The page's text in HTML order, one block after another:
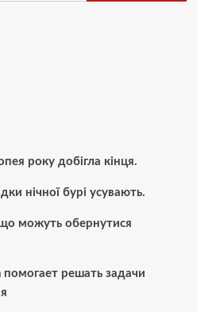
року добігла кінця.
нічної бурі усувають.
можуть обернутися
решать задачи